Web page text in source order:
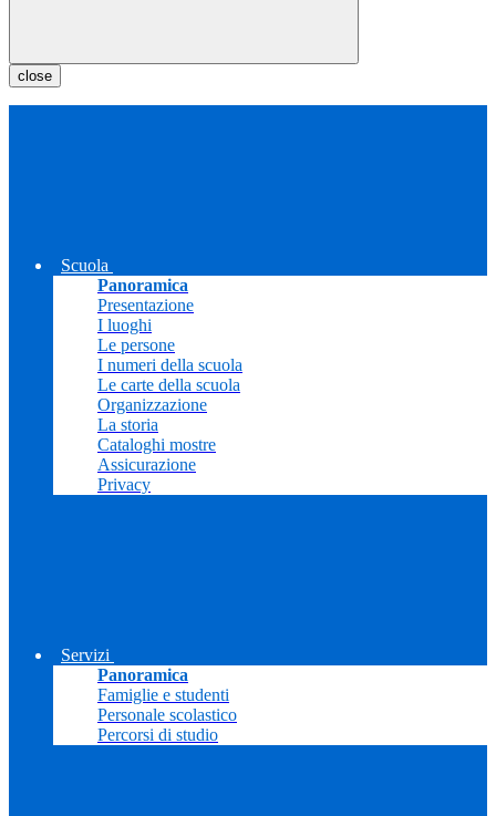
close
Scuola
Panoramica
Presentazione
I luoghi
Le persone
I numeri della scuola
Le carte della scuola
Organizzazione
La storia
Cataloghi mostre
Assicurazione
Privacy
Servizi
Panoramica
Famiglie e studenti
Personale scolastico
Percorsi di studio